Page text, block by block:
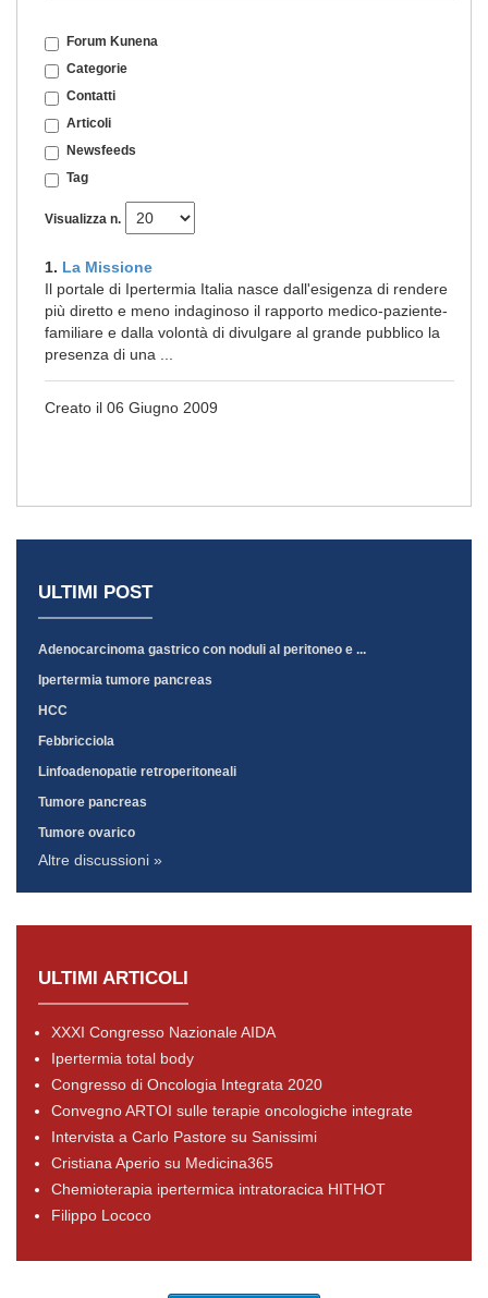
Forum Kunena
Categorie
Contatti
Articoli
Newsfeeds
Tag
Visualizza n.
1. La Missione
Il portale di Ipertermia Italia nasce dall'esigenza di rendere
più diretto e meno indaginoso il rapporto medico-paziente-
familiare e dalla volontà di divulgare al grande pubblico la
presenza di una ...
Creato il 06 Giugno 2009
ULTIMI POST
Adenocarcinoma gastrico con noduli al peritoneo e ...
Ipertermia tumore pancreas
HCC
Febbricciola
Linfoadenopatie retroperitoneali
Tumore pancreas
Tumore ovarico
Altre discussioni »
ULTIMI ARTICOLI
XXXI Congresso Nazionale AIDA
Ipertermia total body
Congresso di Oncologia Integrata 2020
Convegno ARTOI sulle terapie oncologiche integrate
Intervista a Carlo Pastore su Sanissimi
Cristiana Aperio su Medicina365
Chemioterapia ipertermica intratoracica HITHOT
Filippo Lococo